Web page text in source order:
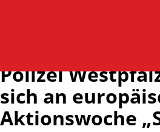
Polizei
sich an
Aktionswoche